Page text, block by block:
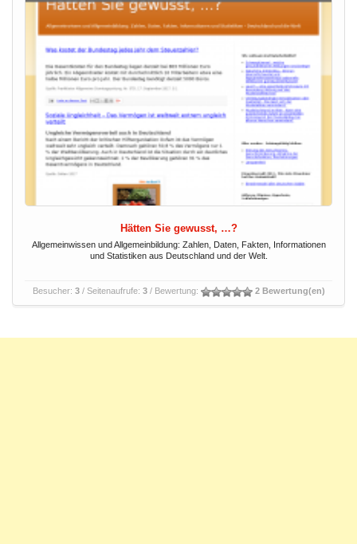
Hätten Sie gewusst, …?
Allgemeinwissen und Allgemeinbildung: Zahlen, Daten, Fakten, Informationen
und Statistiken aus Deutschland und der Welt.
Besucher: 3/ Seitenaufrufe: 3/ Bewertung: 2 Bewertung(en)